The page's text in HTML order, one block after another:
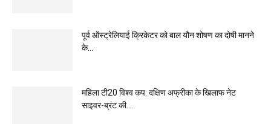
पूर्व ऑस्ट्रेलियाई क्रिकेटर को बाल यौन शोषण का दोषी मानने
के...
महिला टी20 विश्व कप: दक्षिण अफ्रीका के खिलाफ नेट
साइवर-ब्रंट की...